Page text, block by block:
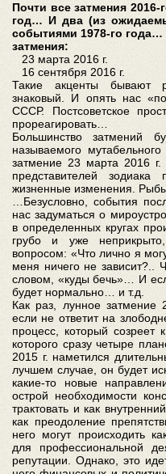
Почти все затмения 2016-
год… И два (из
событиями 1978-го
затмения:
23 марта 2016 г.
16 сентября 2016 г.
Такие акценты бывают
знаковый. И опять нас
СССР. Постсоветское
прореагировать…
Большинство затмений
называемого
затмение 23 марта 2016 г.
представителей
жизненные изменения.
…Безусловно, события
нас задуматься о
в определенных кругах
грубо и уже
вопросом: «Что лично я
меня ничего не зависит?..
словом, «куды бечь»… И
будет нормально… и т.д.
Как раз, лунное затмение
если не ответит на
процесс, который
которого сразу четыре
2015 г. наметился
лучшем случае, он будет
какие-то новые
острой необходимости
трактовать и как
как преодоление
него могут происходить
для профессиональной
репутации. Однако, это